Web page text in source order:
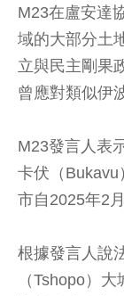
M23在盧安達
域的大部分土
立與民主剛果
曾應對類似伊
M23發言人表
卡伏（Bukavu
市自2025年2
根據發言人說
（Tshopo）